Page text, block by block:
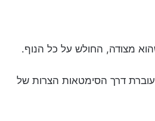
מצודה, החולש על כל הנוף.
דרך הסימטאות הצרות של